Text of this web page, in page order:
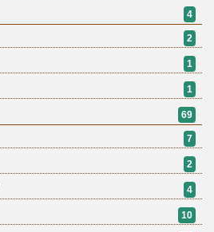
4
2
1
1
69
7
2
4
10